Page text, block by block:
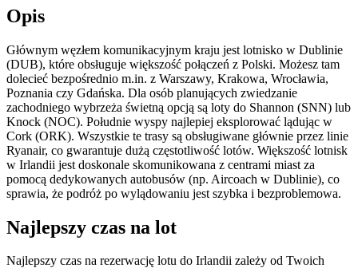
Opis
Głównym węzłem komunikacyjnym kraju jest lotnisko w Dublinie
(DUB), które obsługuje większość połączeń z Polski. Możesz tam
dolecieć bezpośrednio m.in. z Warszawy, Krakowa, Wrocławia,
Poznania czy Gdańska. Dla osób planujących zwiedzanie
zachodniego wybrzeża świetną opcją są loty do Shannon (SNN) lub
Knock (NOC). Południe wyspy najlepiej eksplorować lądując w
Cork (ORK). Wszystkie te trasy są obsługiwane głównie przez linie
Ryanair, co gwarantuje dużą częstotliwość lotów. Większość lotnisk
w Irlandii jest doskonale skomunikowana z centrami miast za
pomocą dedykowanych autobusów (np. Aircoach w Dublinie), co
sprawia, że podróż po wylądowaniu jest szybka i bezproblemowa.
Najlepszy czas na lot
Najlepszy czas na rezerwację lotu do Irlandii zależy od Twoich